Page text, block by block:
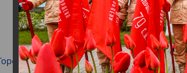
округ Городская среда